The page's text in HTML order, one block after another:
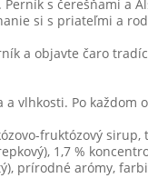
s čerešňami a
si s priateľmi a
a objavte čaro
vlhkosti. Po
fruktózový
1,7 %
prírodné arómy,